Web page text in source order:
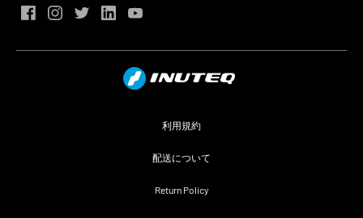
利用規約
配送について
Return Policy